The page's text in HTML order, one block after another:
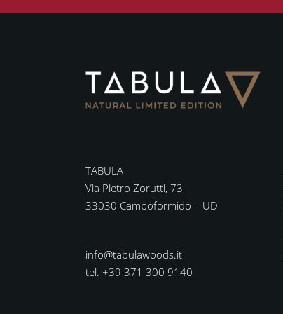
TABULA
Via Pietro Zorutti, 73
33030 Campoformido – UD
info@tabulawoods.it
tel. +39 371 300 9140